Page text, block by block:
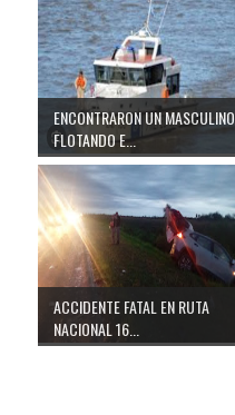
ENCONTRARON UN MASCULINO
FLOTANDO E...
ACCIDENTE FATAL EN RUTA
NACIONAL 16...